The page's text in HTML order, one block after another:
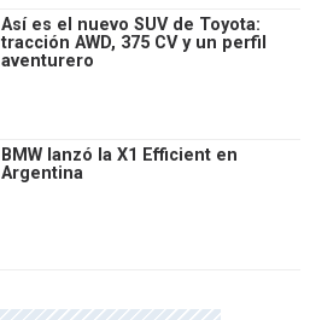
Así es el nuevo SUV de Toyota:
tracción AWD, 375 CV y un perfil
aventurero
BMW lanzó la X1 Efficient en
Argentina